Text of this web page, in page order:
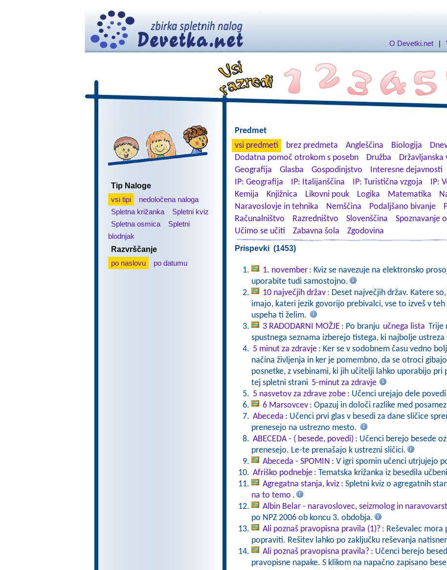
O Devetki.net |
Tip Naloge
vsi tipi
nedoločena naloga
Spletna križanka
Spletni kviz
Spletna osmica
Spletni
blodnjak
Razvrščanje
po naslovu
po datumu
Predmet
vsi predmeti
brez predmeta Angleščina Biologija
Dodatna pomoč otrokom s posebn
Družba Državljanska
Geografija
Glasba Gospodinjstvo Interesne dejavnosti
IP: Geografija
IP: Italijanščina IP: Turistična vzgoja IP:
Kemija
Knjižnica Likovni pouk Logika Matematika
Naravoslovje in tehnika
Nemščina Podaljšano bivanje
Računalništvo
Razredništvo Slovenščina Spoznavanje
Učimo se učiti
Zabavna šola Zgodovina
Prispevki (1453)
1. november : Kviz se navezuje na elektronsko
uporabite tudi samostojno.
10 največjih držav : Deset največjih držav. Katere
imajo, kateri jezik govorijo prebivalci, vse to izveš v
uspeha ti želim.
3 RADODARNI MOŽJE : Po branju učnega lista Trije
spustnega seznama izberejo tistega, ki najbolje ustreza
5 minut za zdravje : Ker se v sodobnem času vedno
načina življenja in ker je pomembno, da se otroci
posnetke, z vsebinami, ki jih učitelji lahko uporabijo pri
tej spletni strani 5-minut za zdravje
5 nasvetov za zdrave zobe : Učenci urejajo dele
6 Marsovcev : Opazuj in določi razlike med
Abeceda : Učenci prvi glas v besedi za dane sličice
prenesejo na ustrezno mesto.
ABECEDA - ( besede, povedi) : Učenci berejo besede
prenesejo. Le-te prenašajo k ustrezni sličici.
Abeceda - SPOMIN : V igri spomin učenci utrjujejo
Afriško podnebje : Tematska križanka iz besedila
Agregatna stanja, kviz : Spletni kviz o agregatnih
na to temo .
Albin Belar - naravoslovec, seizmolog in
po NPZ 2006 ob koncu 3. obdobja.
Ali poznaš pravopisna pravila (1)? : Reševalec mora
popraviti. Rešitev lahko po zaključku reševanja
Ali poznaš pravopisna pravila? : Učenci berejo
pravopisne napake. S klikom na napačno zapisano